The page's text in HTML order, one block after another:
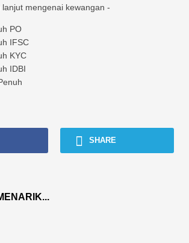
mengenai kewangan -
PO
IFSC
KYC
IDBI
SHARE